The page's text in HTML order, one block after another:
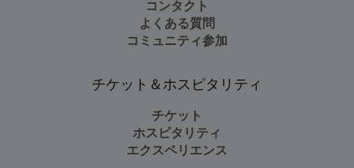
コンタクト
よくある質問
コミュニティ参加
チケット＆ホスピタリティ
チケット
ホスピタリティ
エクスペリエンス